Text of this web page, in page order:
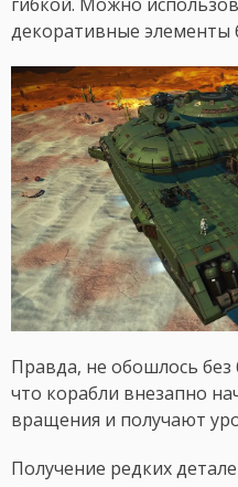
декоративные элементы
Правда, не обошлось
что корабли внезапно
вращения и получают
Получение редких